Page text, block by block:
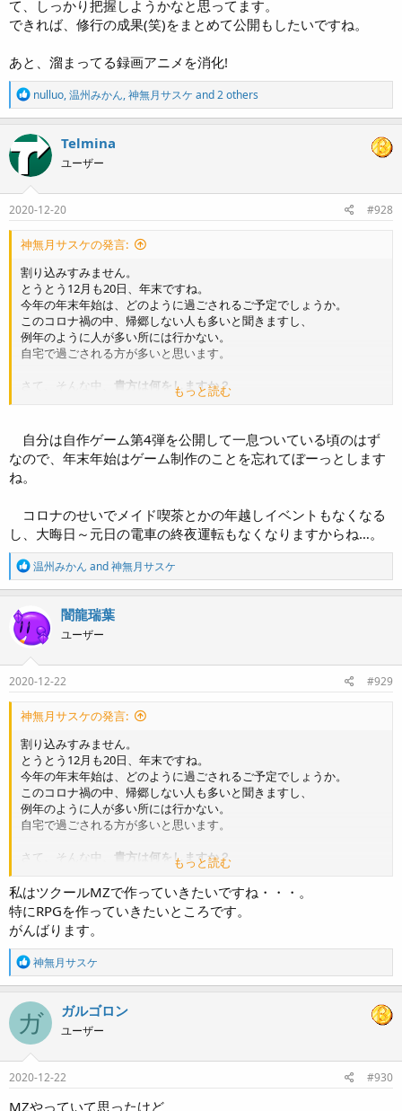
て、しっかり把握しようかなと思ってます。
できれば、修行の成果(笑)をまとめて公開もしたいですね。
あと、溜まってる録画アニメを消化!
R
e
a
c
t
o
n
s
nulluo,温州みかん,神無月サスケ and 2 others
Telmina
ユーザー
2020-12-20 #928
神無月サスケの発言:
割り込みすみません。
とうとう12月も20日、年末ですね。
今年の年末年始は、どのように過ごされるご予定でしょうか。
このコロナ禍の中、帰郷しない人も多いと聞きますし、
例年のように人が多い所には行かない。
自宅で過ごされる方が多いと思います。
さて、そんな中、
貴方は何をしますか？
特に、ツクールについて聞きたいです。
勉強のためと暇つぶしにコンシューマーゲームをやる？
僕はこういう時だからこそ、ツクールの勉強やってみたいなと
思っています。実を言うと僕はメッセージウィンドウ周りが、
分かりにくかった」ところを中心的にやりたいですね。
もっと読む
自分は自作ゲーム第4弾を公開して一息ついている頃のはず
なので、年末年始はゲーム制作のことを忘れてぼーっとします
ね。
コロナのせいでメイド喫茶とかの年越しイベントもなくなる
し、大晦日～元日の電車の終夜運転もなくなりますからね…。
R
e
a
t
o
n
s
温州みかん and神無月サスケ
闇龍瑞葉
ユーザー
2020-12-22 #929
神無月サスケの発言:
割り込みすみません。
とうとう12月も20日、年末ですね。
今年の年末年始は、どのように過ごされるご予定でしょうか。
このコロナ禍の中、帰郷しない人も多いと聞きますし、
例年のように人が多い所には行かない。
自宅で過ごされる方が多いと思います。
さて、そんな中、
貴方は何をしますか？
特に、ツクールについて聞きたいです。
ツクールの作品の開発を進める？ 皆のツクったのをプレイする？
勉強のためと暇つぶしにコンシューマーゲームをやる？
僕はこういう時だからこそ、ツクールの勉強やってみたいなと
思っています。実を言うと僕はメッセージウィンドウ周りが、
まだあまり理解しきれていないので、こういう「コアスクリプトでは
分かりにくかった」ところを中心的にやりたいですね。
もっと読む
私はツクールMZで作っていきたいですね・・・。
特にRPGを作っていきたいところです。
がんばります。
R
e
a
c
t
i
o
n
s
神無月サスケ
ガ ガルゴロン
ユーザー
2020-12-22 #930
MZやっていて思ったけど